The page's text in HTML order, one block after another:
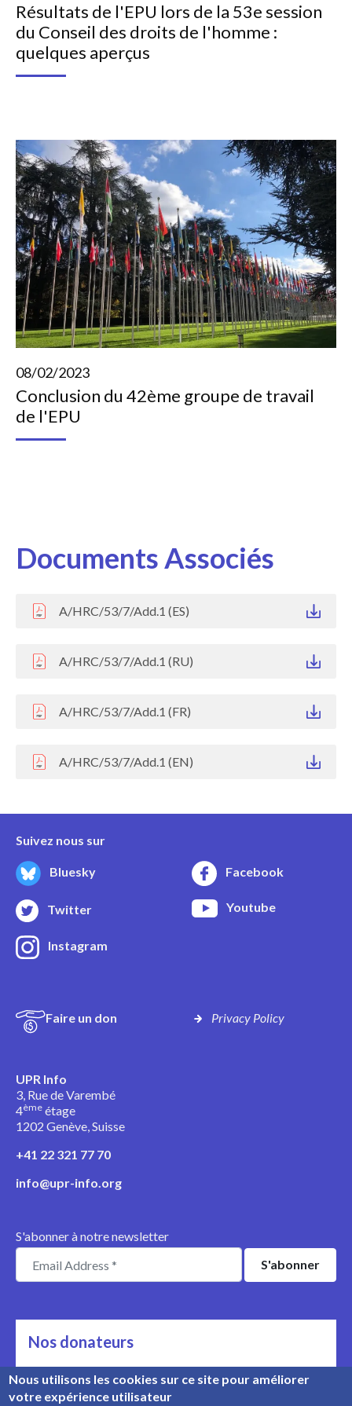
Résultats de l'EPU lors de la 53e session
du Conseil des droits de l'homme :
quelques aperçus
08/02/2023
Conclusion du 42ème groupe de travail
de l'EPU
Documents Associés
A/HRC/53/7/Add.1 (ES)
A/HRC/53/7/Add.1 (RU)
A/HRC/53/7/Add.1 (FR)
A/HRC/53/7/Add.1 (EN)
Suivez nous sur
Bluesky Facebook
Twitter Youtube
Instagram
Faire un don Privacy Policy
UPR Info
3, Rue de Varembé
4ème étage
1202 Genève, Suisse
+41 22 321 77 70
info@upr-info.org
S'abonner à notre newsletter
Nos donateurs
Ils nous soutiennent
Rencontrez nos donateurs
Nous utilisons les cookies sur ce site pour améliorer
votre expérience utilisateur